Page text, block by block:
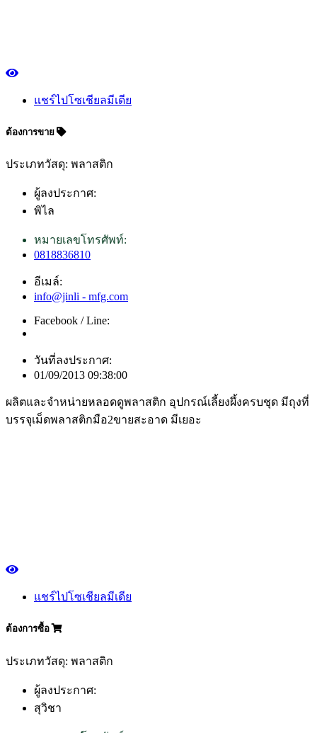
แชร์ไปโซเชียลมีเดีย
ต้องการขาย
ประเภทวัสดุ: พลาสติก
ผู้ลงประกาศ:
พิไล
หมายเลขโทรศัพท์:
0818836810
อีเมล์:
info@jinli - mfg.com
Facebook / Line:
วันที่ลงประกาศ:
01/09/2013 09:38:00
ผลิตและจำหน่ายหลอดดูพลาสติก อุปกรณ์เลี้ยงผึ้งครบชุด มีถุงที่
บรรจุเม็ดพลาสติกมือ2ขายสะอาด มีเยอะ
แชร์ไปโซเชียลมีเดีย
ต้องการซื้อ
ประเภทวัสดุ: พลาสติก
ผู้ลงประกาศ:
สุวิชา